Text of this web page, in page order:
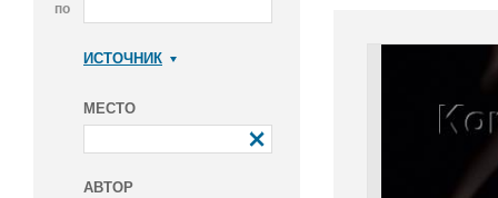
по
ИСТОЧНИК
МЕСТО
АВТОР